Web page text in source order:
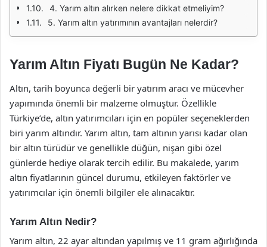
4. Yarım altın alırken nelere dikkat etmeliyim?
5. Yarım altın yatırımının avantajları nelerdir?
Yarım Altın Fiyatı Bugün Ne Kadar?
Altın, tarih boyunca değerli bir yatırım aracı ve mücevher
yapımında önemli bir malzeme olmuştur. Özellikle
Türkiye’de, altın yatırımcıları için en popüler seçeneklerden
biri yarım altındır. Yarım altın, tam altının yarısı kadar olan
bir altın türüdür ve genellikle düğün, nişan gibi özel
günlerde hediye olarak tercih edilir. Bu makalede, yarım
altın fiyatlarının güncel durumu, etkileyen faktörler ve
yatırımcılar için önemli bilgiler ele alınacaktır.
Yarım Altın Nedir?
Yarım altın, 22 ayar altından yapılmış ve 11 gram ağırlığında